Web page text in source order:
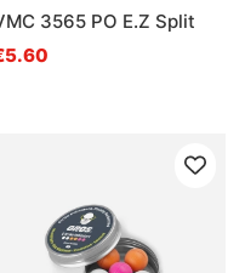
3565 PO E.Z Split